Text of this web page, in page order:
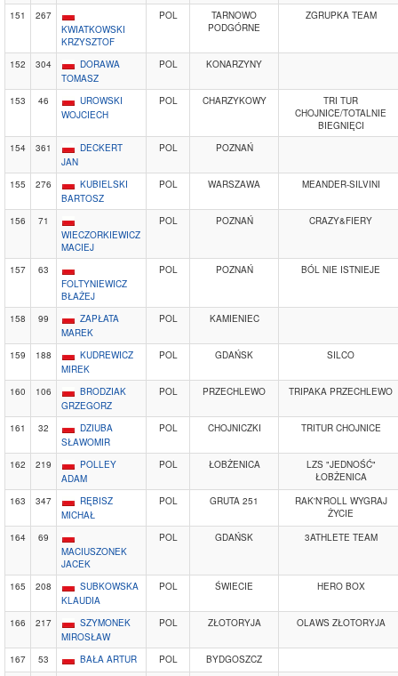
151
267
KWIATKOWSKI
KRZYSZTOF
POL
TARNOWO
PODGÓRNE
ZGRUPKA TEAM
152 304
DORAWA
TOMASZ
POL KONARZYNY
153 46
UROWSKI
WOJCIECH
POL CHARZYKOWY
TRI TUR
CHOJNICE/TOTALNIE
BIEGNIĘCI
154
361
DECKERT
JAN
POL POZNAŃ
155 276
KUBIELSKI
BARTOSZ
POL WARSZAWA MEANDER-SILVINI
156
71
WIECZORKIEWICZ
MACIEJ
POL POZNAŃ CRAZY&FIERY
157
63
FOLTYNIEWICZ
BŁAŻEJ
POL POZNAŃ BÓL NIE ISTNIEJE
158 99
ZAPŁATA
MAREK
POL KAMIENIEC
159 188
KUDREWICZ
MIREK
POL GDAŃSK SILCO
160 106
BRODZIAK
GRZEGORZ
POL PRZECHLEWO TRIPAKA PRZECHLEWO
161 32
DZIUBA
SŁAWOMIR
POL CHOJNICZKI TRITUR CHOJNICE
162 219
POLLEY
ADAM
POL ŁOBŻENICA
LZS "JEDNOŚĆ"
ŁOBŻENICA
163
347
RĘBISZ
MICHAŁ
POL GRUTA 251
RAK'N'ROLL WYGRAJ
ŻYCIE
164
69
MACIUSZONEK
JACEK
POL GDAŃSK 3ATHLETE TEAM
165 208
SUBKOWSKA
KLAUDIA
POL ŚWIECIE HERO BOX
166 217
SZYMONEK
MIROSŁAW
POL ZŁOTORYJA OLAWS ZŁOTORYJA
167 53 BAŁA ARTUR POL
BYDGOSZCZ